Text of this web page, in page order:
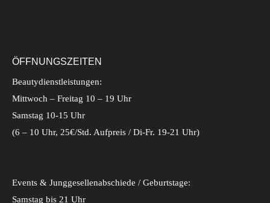
ÖFFNUNGSZEITEN
Beautydienstleistungen:
Mittwoch – Freitag 10 – 19 Uhr
Samstag 10-15 Uhr
(6 – 10 Uhr, 25€/Std. Aufpreis / Di-Fr. 19-21 Uhr)
Events & Junggesellenabschiede / Geburtstage:
Samstag bis 21 Uhr